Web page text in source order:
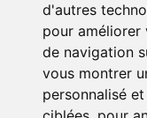
d'autres
pour améliorer
de navigation
vous montrer
personnalisé
9.00€